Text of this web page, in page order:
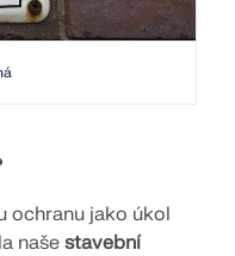
ochranu jako úkol
našestavební